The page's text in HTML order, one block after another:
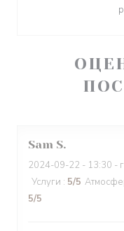
Sam S
2024-09-22 - 13:30 -
Услуги : 5/5
5/5